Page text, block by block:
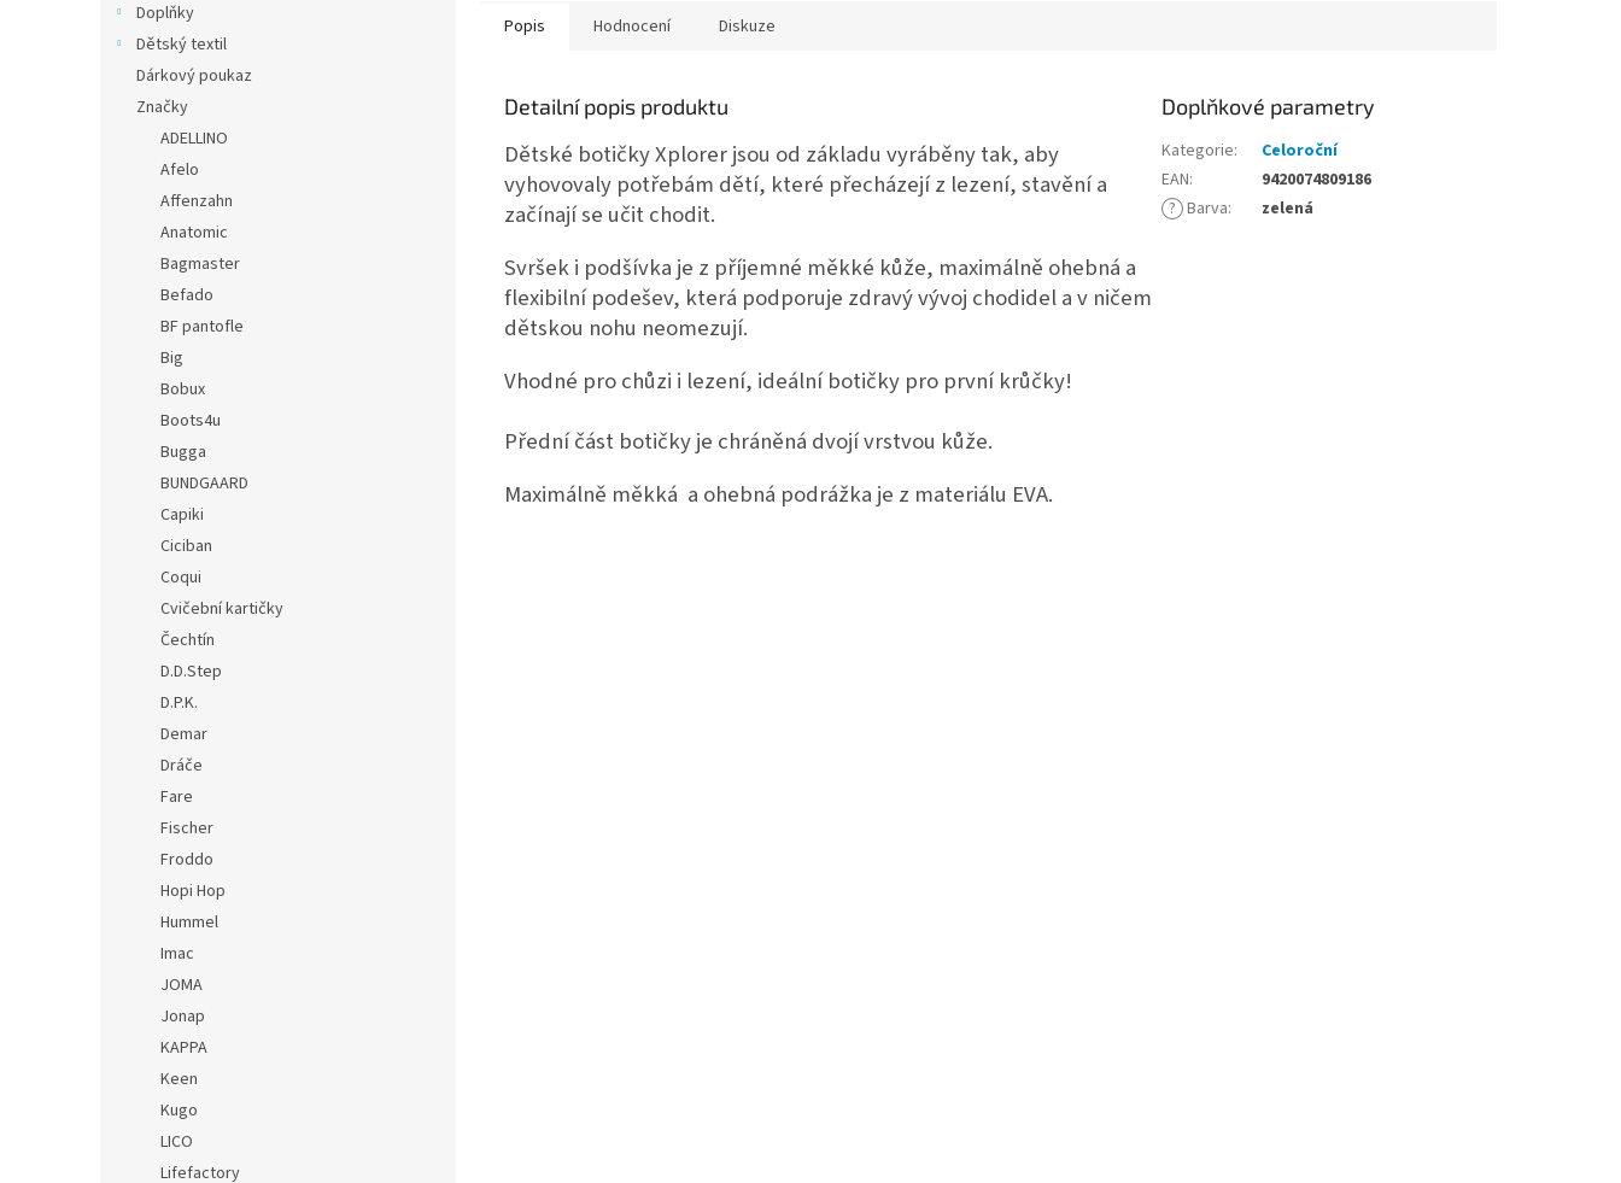
Doplňky
Dětský textil
Dárkový poukaz
Značky
ADELLINO
Afelo
Affenzahn
Anatomic
Bagmaster
Befado
BF pantofle
Big
Bobux
Boots4u
Bugga
BUNDGAARD
Capiki
Ciciban
Coqui
Cvičební kartičky
Čechtín
D.D.Step
D.P.K.
Demar
Dráče
Fare
Fischer
Froddo
Hopi Hop
Hummel
Imac
JOMA
Jonap
KAPPA
Keen
Kugo
LICO
Lifefactory
Popis Hodnocení Diskuze
Detailní popis produktu
Dětské botičky Xplorer jsou od základu vyráběny tak, aby
vyhovovaly potřebám dětí, které přecházejí z lezení, stavění a
začínají se učit chodit.
Svršek i podšívka je z příjemné měkké kůže, maximálně ohebná a
flexibilní podešev, která podporuje zdravý vývoj chodidel a v ničem
dětskou nohu neomezují.
Vhodné pro chůzi i lezení, ideální botičky pro první krůčky!
Přední část botičky je chráněná dvojí vrstvou kůže.
Maximálně měkká a ohebná podrážka je z materiálu EVA.
Doplňkové parametry
Kategorie:
Celoroční
EAN:
9420074809186
? Barva: zelená